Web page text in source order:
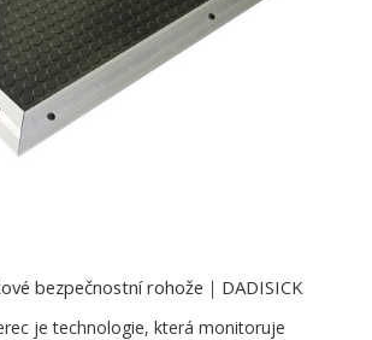
bezpečnostní rohože｜DADISICK
je technologie, která monitoruje